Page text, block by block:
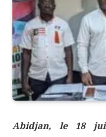
Abidjan, le 18